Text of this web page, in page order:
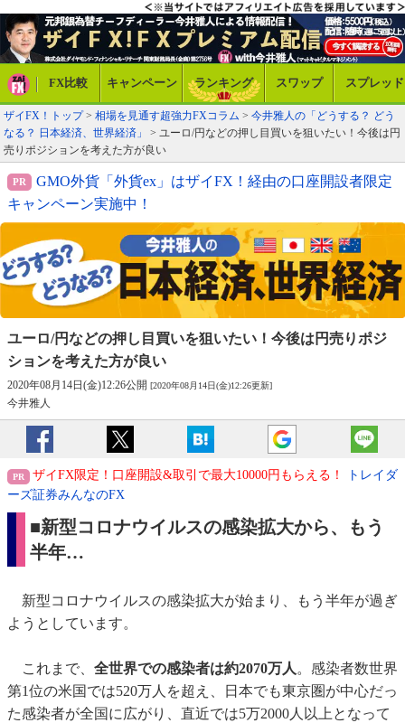
FX比較 キャンペーン ランキング スワップ スプレッド
ザイFX！トップ> 相場を見通す超強力FXコラム > 今井雅人の「どうする？ どう
なる？ 日本経済、世界経済」
> ユーロ/円などの押し目買いを狙いたい！今後は円
売りポジションを考えた方が良い
GMO外貨「外貨ex」はザイFX！経由の口座開設者限定
キャンペーン実施中！
ユーロ/円などの押し目買いを狙いたい！ 今後は円売りポジ
ションを考えた方が良い
2020年08月14日(金)12:26公開 [2020年08月14日(金)12:26更新]
今井雅人
ザイFX限定！口座開設&取引で最大10000円もらえる！
トレイダ
ーズ証券みんなのFX
■新型コロナウイルスの感染拡大から、もう
半年…
新型コロナウイルスの感染拡大が始まり、もう半年が過ぎ
ようとしています。
これまで、 全世界での感染者は約2070万人 。感染者数世界
第1位の米国では520万人を超え、日本でも東京圏が中心だっ
た感染者が全国に広がり、直近では5万2000人以上となって